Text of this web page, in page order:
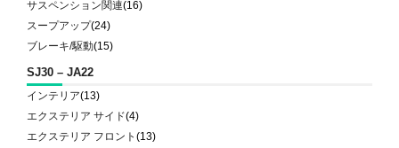
サスペンション関連(16)
スープアップ(24)
ブレーキ/駆動(15)
SJ30 – JA22
インテリア(13)
エクステリア サイド(4)
エクステリア フロント(13)